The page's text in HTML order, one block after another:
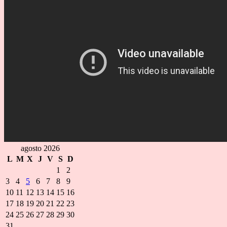
agosto 2026
L M X J V S D
1
2
3
4 5 6 7 8
9
10 11 12 13 14 15 16
17 18 19 20 21 22 23
24 25 26 27 28 29 30